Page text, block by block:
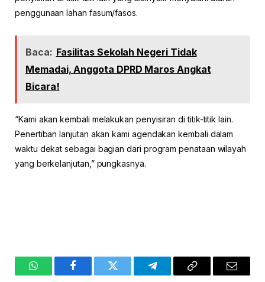
penggunaan lahan fasum/fasos.
Baca: Fasilitas Sekolah Negeri Tidak
Memadai, Anggota DPRD Maros Angkat
Bicara!
“Kami akan kembali melakukan penyisiran di titik-titik lain.
Penertiban lanjutan akan kami agendakan kembali dalam
waktu dekat sebagai bagian dari program penataan wilayah
yang berkelanjutan,” pungkasnya.
WhatsAppFacebookTwitter TelegramCopy
Email